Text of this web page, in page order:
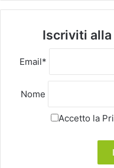
Iscriviti
Email*
Nome
Accetto la